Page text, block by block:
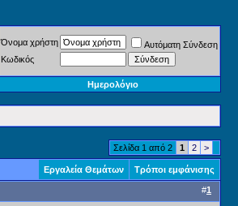
Όνομα χρήστη
Αυτόματη Σύνδεση
Κωδικός
Ημερολόγιο
Σελίδα 1 από 2 1 2 >
Εργαλεία Θεμάτων Τρόποι εμφάνισης
#1